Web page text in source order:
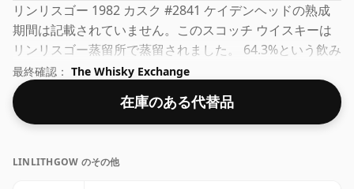
リンリスゴー 1982 カスク #2841 ケイデンヘッドの熟成
期間は記載されていません。このスコッチ ウイスキーは
リンリスゴー蒸留所で蒸留されました。 64.3%という飲み
やすい濃度で瓶詰めされたこのウイスキーは、70clのボト
ルに入っています。
最終確認： The Whisky Exchange
在庫のある代替品
LINLITHGOW のその他